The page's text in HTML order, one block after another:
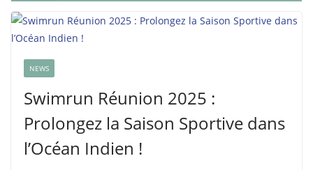
NEWS
Swimrun Réunion 2025 :
Prolongez la Saison Sportive dans
l’Océan Indien !